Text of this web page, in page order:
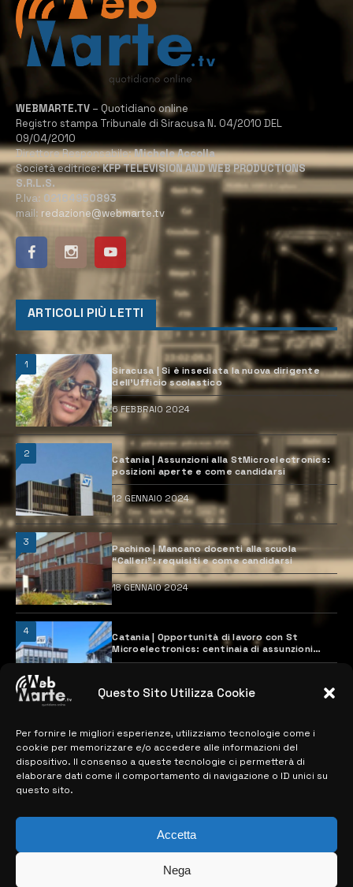
Questo Sito Utilizza Cookie
Per fornire le migliori esperienze, utilizziamo tecnologie come i
cookie per memorizzare e/o accedere alle informazioni del
dispositivo. Il consenso a queste tecnologie ci permetterà di
elaborare dati come il comportamento di navigazione o ID unici su
questo sito.
Accetta
Nega
WEBMARTE.TV – Quotidiano online
Registro stampa Tribunale di Siracusa N. 04/2010 DEL
09/04/2010
Direttore Responsabile:Michele Accolla
Società editrice:KFP TELEVISION AND WEB PRODUCTIONS
S.R.L.S.
P.Iva: 02184950893
mail: redazione@webmarte.tv
ARTICOLI PIÙ LETTI
1
Siracusa | Si è insediata la nuova dirigente
dell’Ufficio scolastico
6 FEBBRAIO 2024
2
Catania | Assunzioni alla StMicroelectronics:
posizioni aperte e come candidarsi
12 GENNAIO 2024
3
Pachino | Mancano docenti alla scuola
“Calleri”: requisiti e come candidarsi
18 GENNAIO 2024
4
Catania | Opportunità di lavoro con St
Microelectronics: centinaia di assunzioni
previste
MAPPA DEL SITO
> NOTIZIE